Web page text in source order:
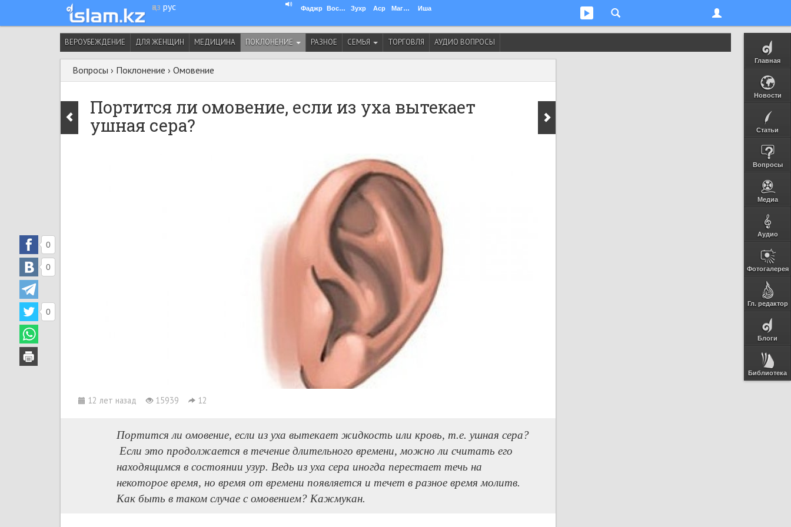
қаз рус Фаджр Восход Зухр Аср Магриб Иша
Главная
Новости
Статьи
Вопросы
Медиа
Аудио
Фотогалерея
Гл. редактор
Блоги
Библиотека
ВЕРОУБЕЖДЕНИЕ ДЛЯ ЖЕНЩИН МЕДИЦИНА ПОКЛОНЕНИЕ РАЗНОЕ СЕМЬЯ ТОРГОВЛЯ АУДИО ВОПРОСЫ
Вопросы › Поклонение › Омовение
Портится ли омовение, если из уха вытекает
ушная сера?
12 лет назад 15939 12
0
0
0
Портится ли омовение, если из уха вытекает жидкость или кровь, т.е. ушная сера?
Если это продолжается в течение длительного времени, можно ли считать его
находящимся в состоянии узур. Ведь из уха сера иногда перестает течь на
некоторое время, но время от времени появляется и течет в разное время молитв.
Как быть в таком случае с омовением? Кажмукан.